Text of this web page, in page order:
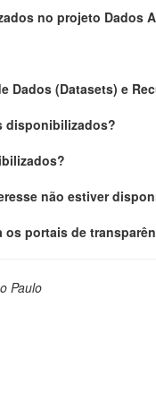
no projeto Dados
Dados (Datasets) e
disponibilizados?
não estiver
os portais de
Paulo